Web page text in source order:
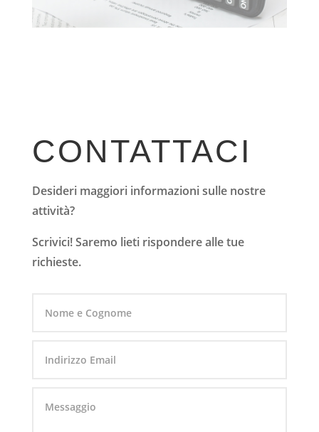
CONTATTACI
Desideri maggiori informazioni sulle nostre
attività?
Scrivici! Saremo lieti rispondere alle tue
richieste.